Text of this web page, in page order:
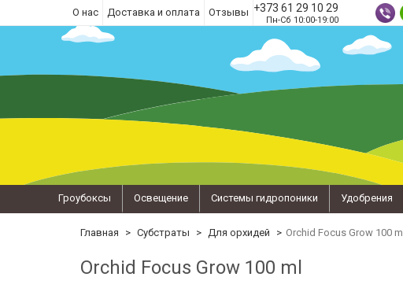
О нас Доставка и оплата Отзывы +373 61 29 10 29
Пн-Сб 10:00-19:00
Гроубоксы Освещение Системы гидропоники Удобрения
Главная Субстраты Для орхидей Orchid Focus Grow 100 ml
Orchid Focus Grow 100 ml